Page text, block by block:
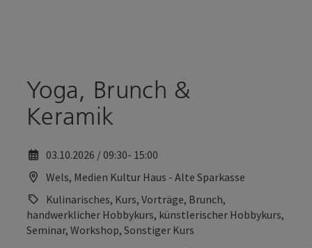
Yoga, Brunch &
Keramik
03.10.2026 / 09:30- 15:00
Wels, Medien Kultur Haus - Alte Sparkasse
Kulinarisches, Kurs, Vorträge, Brunch,
handwerklicher Hobbykurs, künstlerischer Hobbykurs,
Seminar, Workshop, Sonstiger Kurs